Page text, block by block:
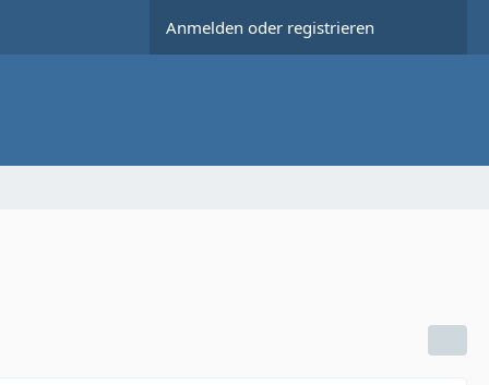
Anmelden oder registrieren